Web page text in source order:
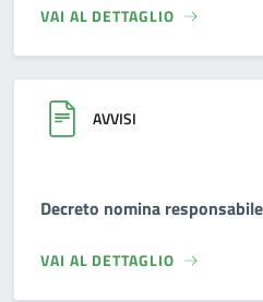
VAI AL DETTAGLIO
AVVISI
Decreto nomina
VAI AL DETTAGLIO